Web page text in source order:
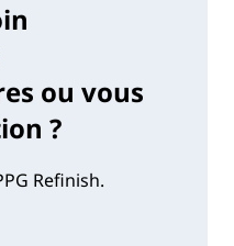
ou vous
?
Refinish.